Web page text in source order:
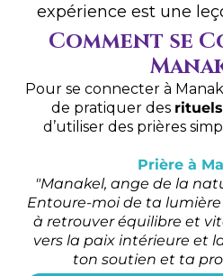
expérience est une
Comment se
Pour se connecter à
de pratiquer des
d’utiliser des prières
Prière à
"Manakel, ange de la
Entoure-moi de ta
à retrouver équilibre et
vers la paix intérieure et
ton soutien et ta